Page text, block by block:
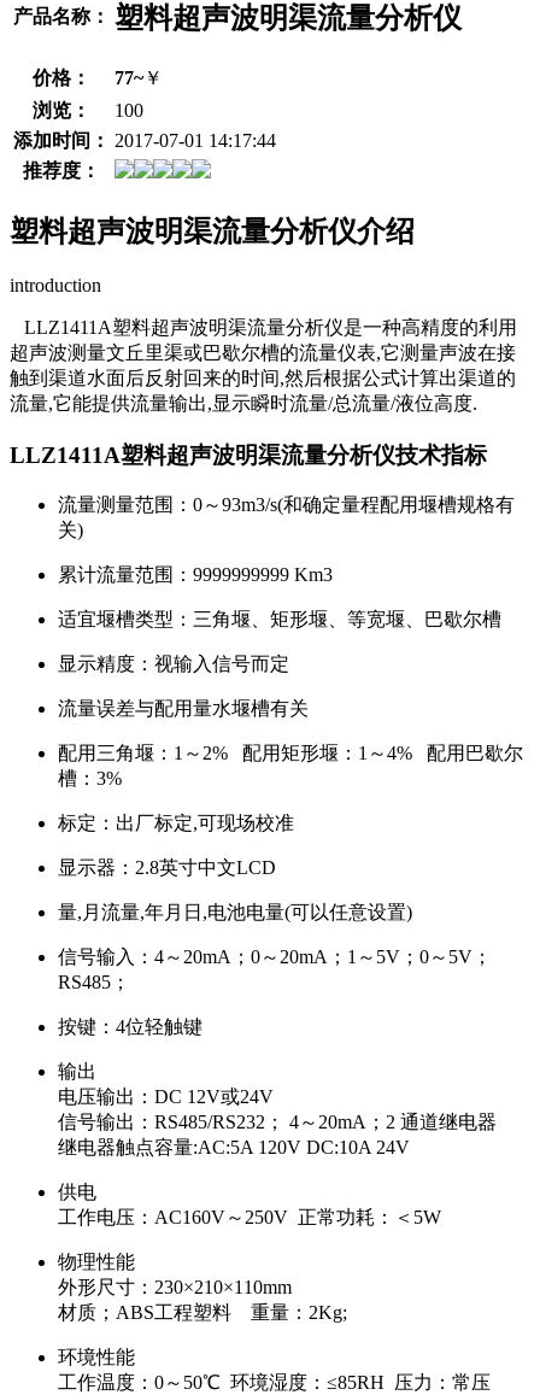
产品名称： 塑料超声波明渠流量分析仪
价格： 77~￥
浏览：
100
添加时间：
2017-07-01 14:17:44
推荐度：
塑料超声波明渠流量分析仪介绍
introduction
LLZ1411A塑料超声波明渠流量分析仪是一种高精度的利用
超声波测量文丘里渠或巴歇尔槽的流量仪表,它测量声波在接
触到渠道水面后反射回来的时间,然后根据公式计算出渠道的
流量,它能提供流量输出,显示瞬时流量/总流量/液位高度.
LLZ1411A塑料超声波明渠流量分析仪技术指标
流量测量范围：0～93m3/s(和确定量程配用堰槽规格有
关)
累计流量范围：9999999999 Km3
适宜堰槽类型：三角堰、矩形堰、等宽堰、巴歇尔槽
显示精度：视输入信号而定
流量误差与配用量水堰槽有关
配用三角堰：1～2% 配用矩形堰：1～4% 配用巴歇尔
槽：3%
标定：出厂标定,可现场校准
显示器：2.8英寸中文LCD
量,月流量,年月日,电池电量(可以任意设置)
信号输入：4～20mA；0～20mA；1～5V；0～5V；
RS485；
按键：4位轻触键
输出
电压输出：DC 12V或24V
信号输出：RS485/RS232； 4～20mA；2 通道继电器
继电器触点容量:AC:5A 120V DC:10A 24V
供电
工作电压：AC160V～250V 正常功耗：＜5W
物理性能
外形尺寸：230×210×110mm
材质；ABS工程塑料 重量：2Kg;
环境性能
工作温度：0～50℃ 环境湿度：≤85RH 压力：常压